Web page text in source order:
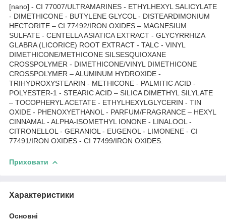
[nano] - CI 77007/ULTRAMARINES - ETHYLHEXYL SALICYLATE
- DIMETHICONE - BUTYLENE GLYCOL - DISTEARDIMONIUM
HECTORITE – CI 77492/IRON OXIDES – MAGNESIUM
SULFATE - CENTELLA ASIATICA EXTRACT - GLYCYRRHIZA
GLABRA (LICORICE) ROOT EXTRACT - TALC - VINYL
DIMETHICONE/METHICONE SILSESQUIOXANE
CROSSPOLYMER - DIMETHICONE/VINYL DIMETHICONE
CROSSPOLYMER – ALUMINUM HYDROXIDE -
TRIHYDROXYSTEARIN - METHICONE - PALMITIC ACID -
POLYESTER-1 - STEARIC ACID – SILICA DIMETHYL SILYLATE
– TOCOPHERYL ACETATE - ETHYLHEXYLGLYCERIN - TIN
OXIDE - PHENOXYETHANOL - PARFUM/FRAGRANCE – HEXYL
CINNAMAL - ALPHA-ISOMETHYL IONONE - LINALOOL -
CITRONELLOL - GERANIOL - EUGENOL - LIMONENE - CI
77491/IRON OXIDES - CI 77499/IRON OXIDES.
Приховати
Характеристики
Основні